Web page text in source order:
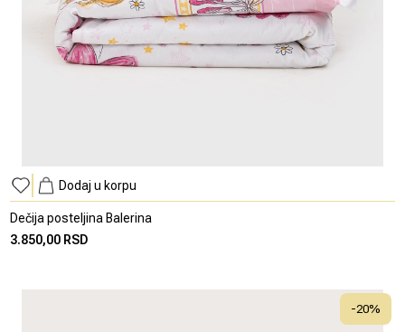
Dodaj u korpu
Dečija posteljina Balerina
3.850,00 RSD
-20%